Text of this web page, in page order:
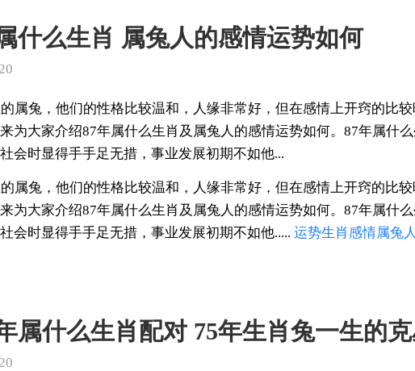
什么生肖 属兔人的感情运势如何
属兔，他们的性格比较温和，人缘非常好，但在感情上开窍的比
为大家介绍87年属什么生肖及属兔人的感情运势如何。87年属什
会时显得手手足无措，事业发展初期不如他...
属兔，他们的性格比较温和，人缘非常好，但在感情上开窍的比
为大家介绍87年属什么生肖及属兔人的感情运势如何。87年属什
会时显得手手足无措，事业发展初期不如他..... 运势生肖感情属兔人
属什么生肖配对 75年生肖兔一生的